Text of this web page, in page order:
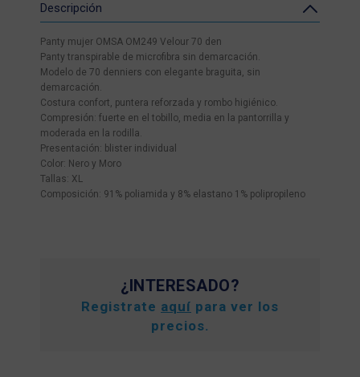
Descripción
Panty mujer OMSA OM249 Velour 70 den
Panty transpirable de microfibra sin demarcación.
Modelo de 70 denniers con elegante braguita, sin
demarcación.
Costura confort, puntera reforzada y rombo higiénico.
Compresión: fuerte en el tobillo, media en la pantorrilla y
moderada en la rodilla.
Presentación: blister individual
Color: Nero y Moro
Tallas: XL
Composición: 91% poliamida y 8% elastano 1% polipropileno
¿INTERESADO?
Registrate aquí para ver los
precios.